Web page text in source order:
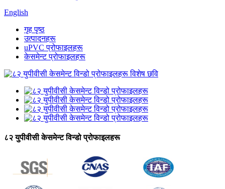
English
गृह पृष्ठ
उत्पादनहरू
uPVC प्रोफाइलहरू
केसमेन्ट प्रोफाइलहरू
८२ युपीवीसी केसमेन्ट विन्डो प्रोफाइलहरू